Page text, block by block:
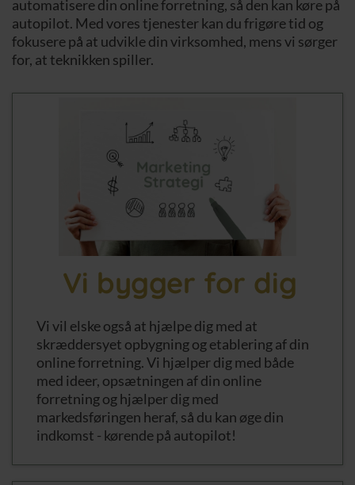
automatisere din online forretning, så den kan køre på
autopilot. Med vores tjenester kan du frigøre tid og
fokusere på at udvikle din virksomhed, mens vi sørger
for, at teknikken spiller.
Vi bygger for dig
Vi vil elske også at hjælpe dig med at
skræddersyet opbygning og etablering af din
online forretning. Vi hjælper dig med både
med ideer, opsætningen af din online
forretning og hjælper dig med
markedsføringen heraf, så du kan øge din
indkomst - kørende på autopilot!